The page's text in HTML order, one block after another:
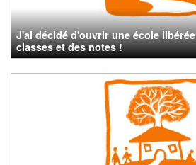
J'ai décidé d'ouvrir une école
classes et des notes !